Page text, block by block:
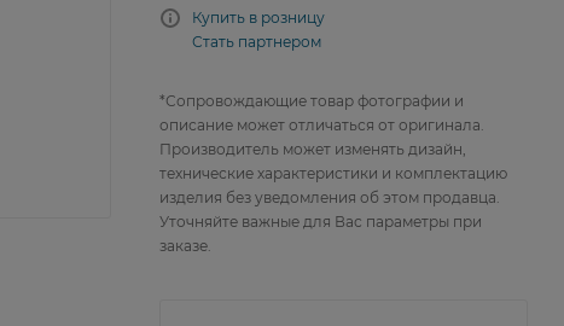
Купить в розницу
Стать партнером
*Сопровождающие товар фотографии и
описание может отличаться от оригинала.
Производитель может изменять дизайн,
технические характеристики и комплектацию
изделия без уведомления об этом продавца.
Уточняйте важные для Вас параметры при
заказе.